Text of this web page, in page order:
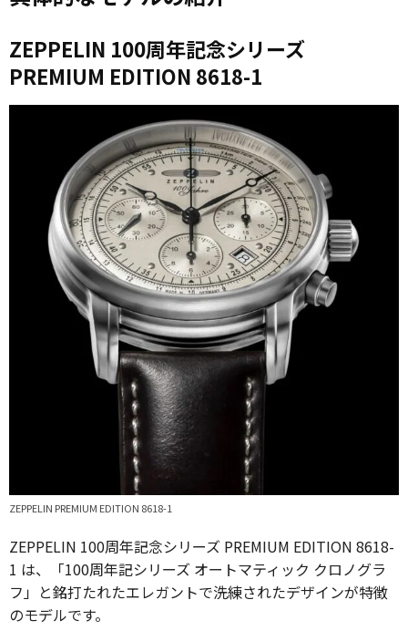
ZEPPELIN 100周年記念シリーズ
PREMIUM EDITION 8618-1
ZEPPELIN PREMIUM EDITION 8618-1
ZEPPELIN 100周年記念シリーズ PREMIUM EDITION 8618-
1 は、「100周年記シリーズ オートマティック クロノグラ
フ」と銘打たれたエレガントで洗練されたデザインが特徴
のモデルです。